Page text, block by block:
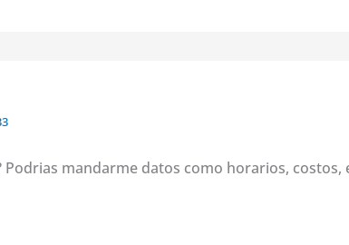
mandarme datos como horarios, costos,